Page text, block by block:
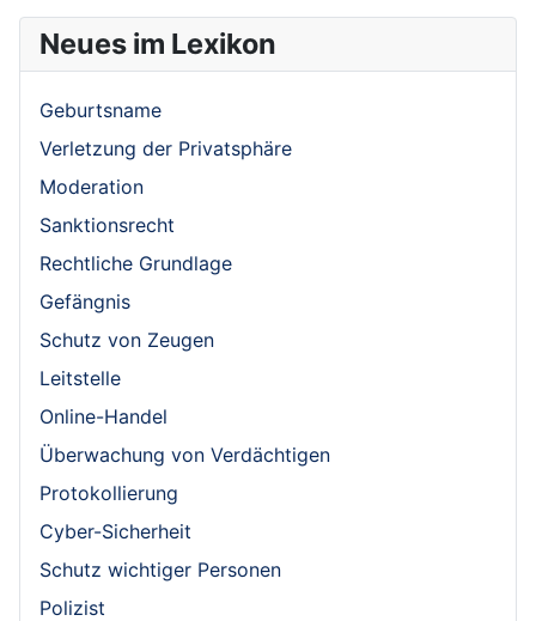
Neues im Lexikon
Geburtsname
Verletzung der Privatsphäre
Moderation
Sanktionsrecht
Rechtliche Grundlage
Gefängnis
Schutz von Zeugen
Leitstelle
Online-Handel
Überwachung von Verdächtigen
Protokollierung
Cyber-Sicherheit
Schutz wichtiger Personen
Polizist